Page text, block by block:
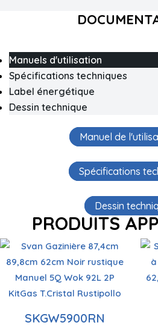
Manuels d'utilisation
Spécifications techniques
Label énergétique
Dessin technique
Manuel de
Spécifications
Dessin
PRODUITS
SKGW5900RN
Gaz butane
Contrôle manuel